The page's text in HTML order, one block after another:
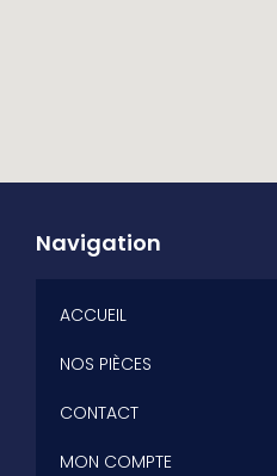
Navigation
ACCUEIL
NOS PIÈCES
CONTACT
MON COMPTE